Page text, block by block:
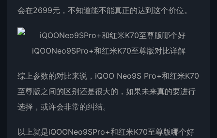
会在2699元，不知道能不能真正的达到这个价位。
综上参数的对比来说，iQOO Neo9S Pro+和红米K70
至尊版之间的区别还是很大的，如果未来真的要进行
选择，或许会非常的纠结。
以上就是iQOONeo9SPro+和红米K70至尊版哪个好